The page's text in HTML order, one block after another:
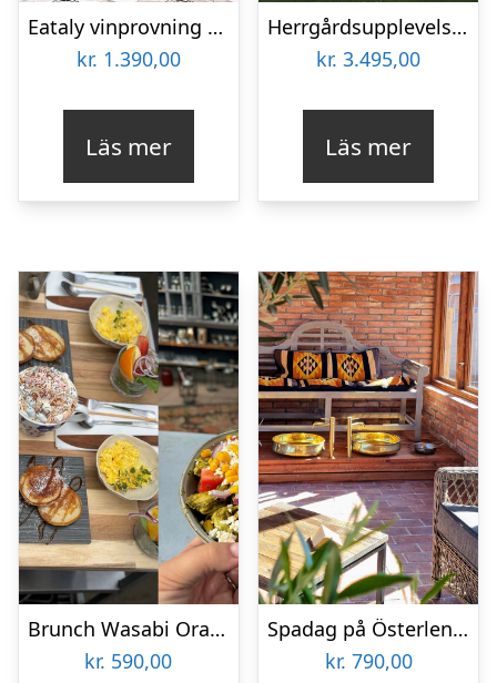
Eataly vinprovning för två
kr. 1.390,00
Läs mer
Herrgårdsupplevelse för två
kr. 3.495,00
Läs mer
Brunch Wasabi Orangeri för två
kr. 590,00
Spadag på Österlen för två
kr. 790,00